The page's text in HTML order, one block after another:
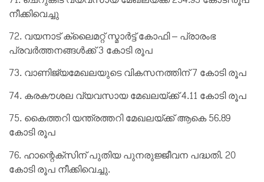
നീക്കിവെച്ചു
72. വയനാട് ക്ലൈമറ്റ് സ്മാർട്ട് കോഫി – പ്രാരംഭ
പ്രവർത്തനങ്ങൾക്ക് 3 കോടി രൂപ
73. വാണിജ്യമേഖലയുടെ വികസനത്തിന് 7 കോടി രൂപ
74. കരകൗശല വ്യവസായ മേഖലയ്ക്ക് 4.11 കോടി രൂപ
75. കൈത്തറി യന്ത്രത്തറി മേഖലയ്ക്ക് ആകെ 56.89
കോടി രൂപ
76. ഹാന്റെക്സിന് പുതിയ പുനരുജ്ജീവന പദ്ധതി. 20
കോടി രൂപ നീക്കിവെച്ചു.